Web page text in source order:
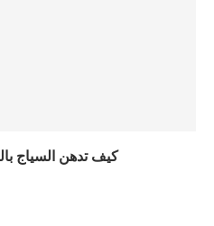
كيف تدهن السياج